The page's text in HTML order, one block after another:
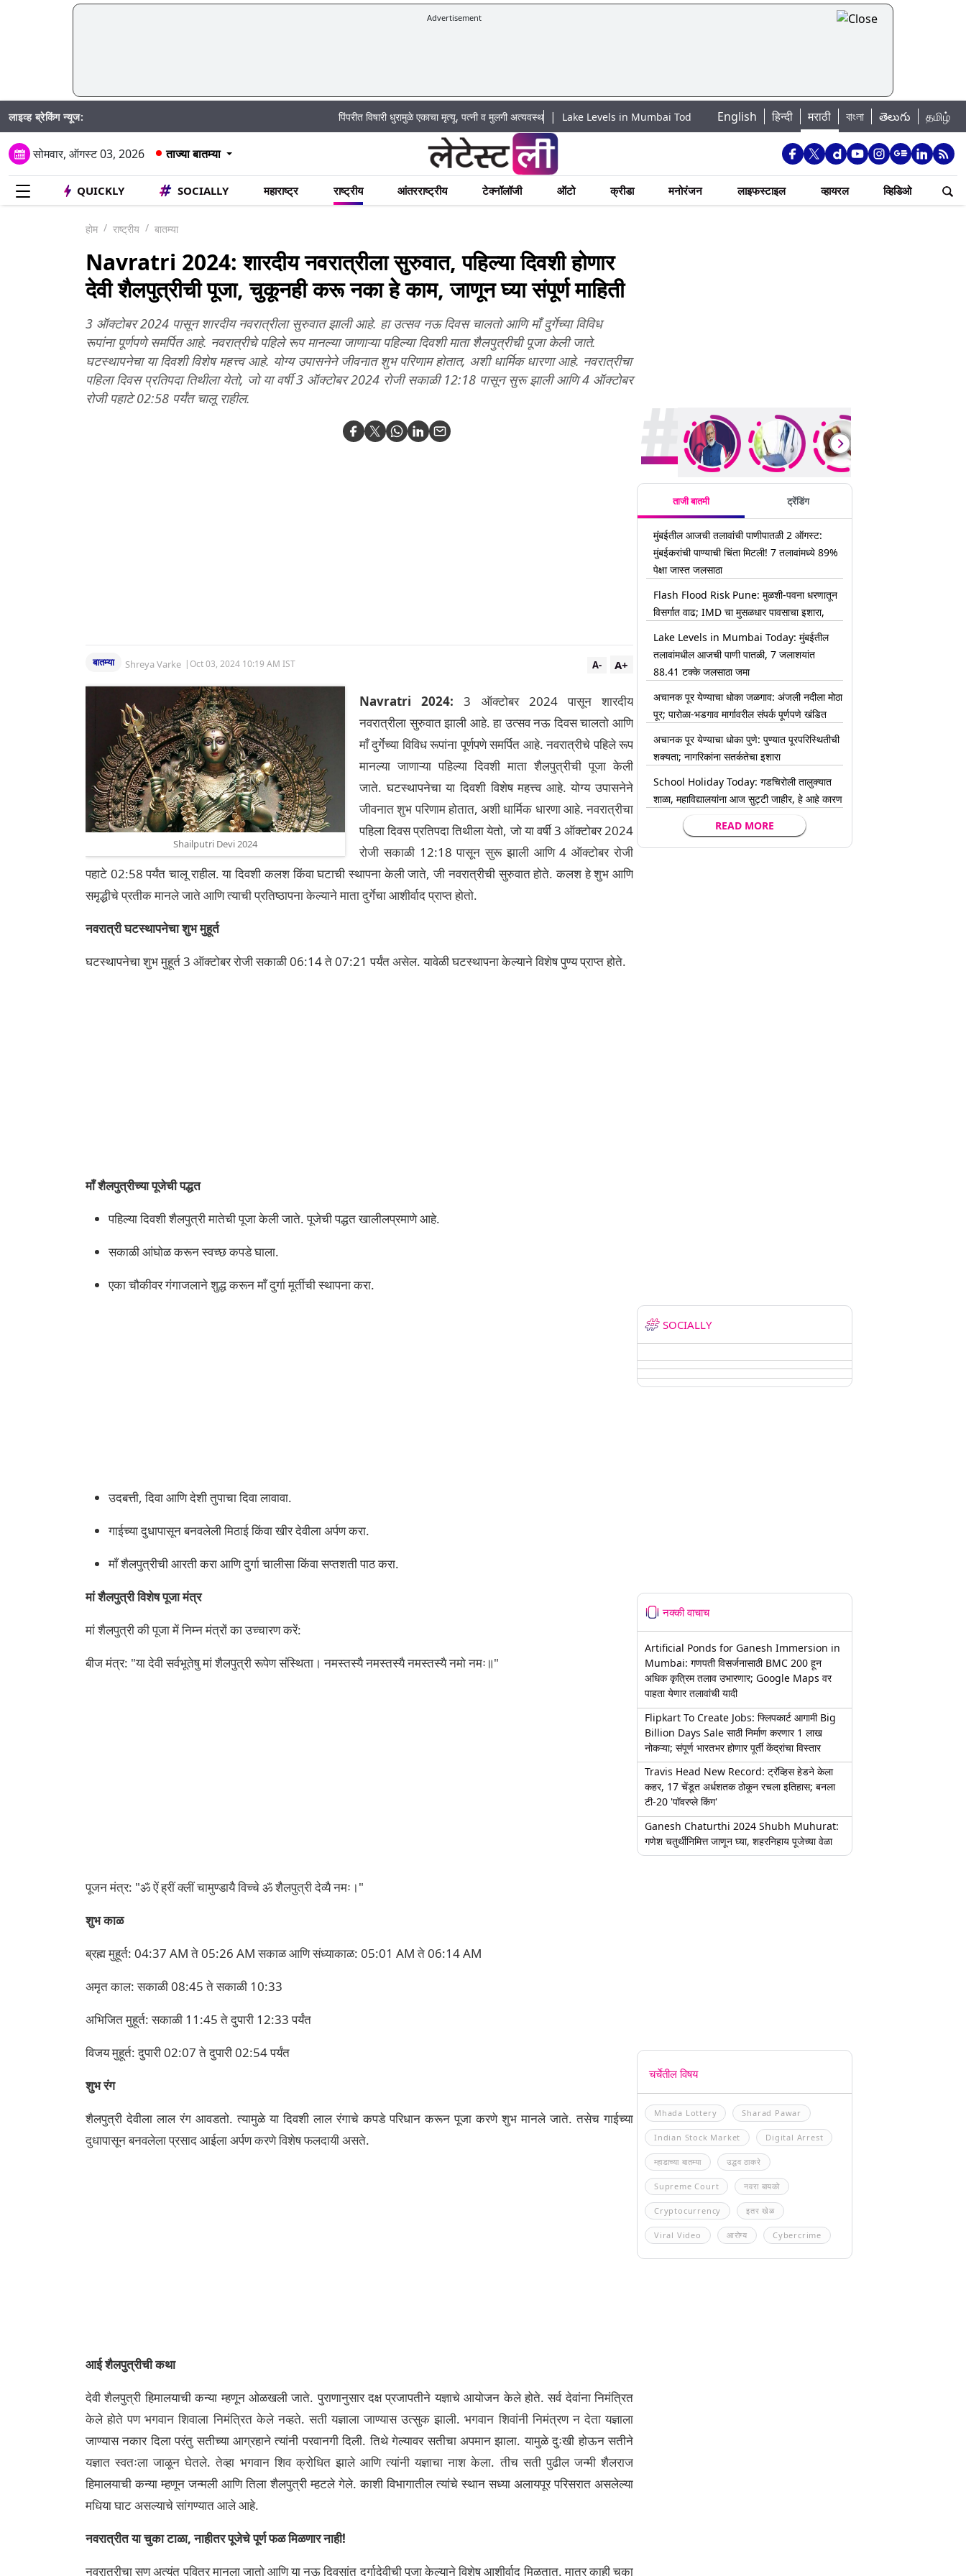
Advertisement
लाइव्ह ब्रेकिंग न्यूज: पिंपरीत विषारी धुरामुळे एकाचा मृत्यू, पत्नी व मुलगी अत्यवस्थ|Lake Levels in Mumbai Today: मुंबईतील तलावांमधील आजची पाणी पातळी, 7 जलाशयांत 88.41 टक्के जलसाठा जमा
English हिन्दी मराठी বাংলা తెలుగు தமிழ்
सोमवार, ऑगस्ट 03, 2026 ताज्या बातम्या
QUICKLY SOCIALLY महाराष्ट्र राष्ट्रीय आंतरराष्ट्रीय टेक्नॉलॉजी ऑटो क्रीडा मनोरंजन लाइफस्टाइल व्हायरल व्हिडिओ
होम राष्ट्रीय बातम्या
Navratri 2024: शारदीय नवरात्रीला सुरुवात, पहिल्या दिवशी होणार
देवी शैलपुत्रीची पूजा, चुकूनही करू नका हे काम, जाणून घ्या संपूर्ण माहिती
3 ऑक्टोबर 2024 पासून शारदीय नवरात्रीला सुरुवात झाली आहे. हा उत्सव नऊ दिवस चालतो आणि माँ दुर्गेच्या विविध
रूपांना पूर्णपणे समर्पित आहे. नवरात्रीचे पहिले रूप मानल्या जाणाऱ्या पहिल्या दिवशी माता शैलपुत्रीची पूजा केली जाते.
घटस्थापनेचा या दिवशी विशेष महत्त्व आहे. योग्य उपासनेने जीवनात शुभ परिणाम होतात, अशी धार्मिक धारणा आहे. नवरात्रीचा
पहिला दिवस प्रतिपदा तिथीला येतो, जो या वर्षी 3 ऑक्टोबर 2024 रोजी सकाळी 12:18 पासून सुरू झाली आणि 4 ऑक्टोबर
रोजी पहाटे 02:58 पर्यंत चालू राहील.
बातम्या Shreya Varke | Oct 03, 2024 10:19 AM IST A+
A-
Shailputri Devi 2024
Navratri 2024: 3 ऑक्टोबर 2024 पासून शारदीय
नवरात्रीला सुरुवात झाली आहे. हा उत्सव नऊ दिवस चालतो आणि
माँ दुर्गेच्या विविध रूपांना पूर्णपणे समर्पित आहे. नवरात्रीचे पहिले रूप
मानल्या जाणाऱ्या पहिल्या दिवशी माता शैलपुत्रीची पूजा केली
जाते.घटस्थापनेचा या दिवशी विशेष महत्त्व आहे. योग्य उपासनेने
जीवनात शुभ परिणाम होतात, अशी धार्मिक धारणा आहे. नवरात्रीचा
पहिला दिवस प्रतिपदा तिथीला येतो, जो या वर्षी 3 ऑक्टोबर 2024
रोजी सकाळी 12:18 पासून सुरू झाली आणि 4 ऑक्टोबर रोजी
पहाटे 02:58 पर्यंत चालू राहील. या दिवशी कलश किंवा घटाची स्थापना केली जाते, जी नवरात्रीची सुरुवात होते. कलश हे शुभ आणि
समृद्धीचे प्रतीक मानले जाते आणि त्याची प्रतिष्ठापना केल्याने माता दुर्गेचा आशीर्वाद प्राप्त होतो.
नवरात्री घटस्थापनेचा शुभ मुहूर्त
घटस्थापनेचा शुभ मुहूर्त 3 ​​ऑक्टोबर रोजी सकाळी 06:14 ते 07:21 पर्यंत असेल. यावेळी घटस्थापना केल्याने विशेष पुण्य प्राप्त होते.
माँ शैलपुत्रीच्या पूजेची पद्धत
पहिल्या दिवशी शैलपुत्री मातेची पूजा केली जाते. पूजेची पद्धत खालीलप्रमाणे आहे.
सकाळी आंघोळ करून स्वच्छ कपडे घाला.
एका चौकीवर गंगाजलाने शुद्ध करून माँ दुर्गा मूर्तीची स्थापना करा.
उदबत्ती, दिवा आणि देशी तुपाचा दिवा लावावा.
गाईच्या दुधापासून बनवलेली मिठाई किंवा खीर देवीला अर्पण करा.
माँ शैलपुत्रीची आरती करा आणि दुर्गा चालीसा किंवा सप्तशती पाठ करा.
मां शैलपुत्रीविशेष पूजा मंत्र
मां शैलपुत्री की पूजा में निम्न मंत्रों का उच्चारण करें:
बीज मंत्र: "या देवी सर्वभूतेषु मां शैलपुत्री रूपेण संस्थिता। नमस्तस्यै नमस्तस्यै नमस्तस्यै नमो नमः॥"
पूजन मंत्र: "ॐ ऐं ह्रीं क्लीं चामुण्डायै विच्चे ॐ शैलपुत्री देव्यै नमः।"
शुभ काळ
ब्रह्म मुहूर्त: 04:37 AM ते 05:26 AMसकाळ आणि संध्याकाळ: 05:01 AM ते 06:14 AM
अमृत ​​काल: सकाळी 08:45 ते सकाळी 10:33
अभिजित मुहूर्त: सकाळी 11:45 ते दुपारी 12:33 पर्यंत
विजय मुहूर्त: दुपारी 02:07 ते दुपारी 02:54 पर्यंत
शुभ रंग
शैलपुत्री देवीला लाल रंग आवडतो. त्यामुळे या दिवशी लाल रंगाचे कपडे परिधान करून पूजा करणे शुभ मानले जाते. तसेच गाईच्या
दुधापासून बनवलेला प्रसाद आईला अर्पण करणे विशेष फलदायी असते.
आई शैलपुत्रीची कथा
देवी शैलपुत्री हिमालयाची कन्या म्हणून ओळखली जाते. पुराणानुसार दक्ष प्रजापतीने यज्ञाचे आयोजन केले होते. सर्व देवांना निमंत्रित
केले होते पण भगवान शिवाला निमंत्रित केले नव्हते. सती यज्ञाला जाण्यास उत्सुक झाली.भगवान शिवांनी निमंत्रण न देता यज्ञाला
जाण्यास नकार दिला परंतु सतीच्या आग्रहाने त्यांनी परवानगी दिली. तिथे गेल्यावर सतीचा अपमान झाला. यामुळे दुःखी होऊन सतीने
यज्ञात स्वतःला जाळून घेतले. तेव्हा भगवान शिव क्रोधित झाले आणि त्यांनी यज्ञाचा नाश केला. तीच सती पुढील जन्मी शैलराज
हिमालयाची कन्या म्हणून जन्मली आणि तिला शैलपुत्री म्हटले गेले. काशी विभागातील त्यांचे स्थान सध्या अलायपूर परिसरात असलेल्या
मधिया घाट असल्याचे सांगण्यात आले आहे.
नवरात्रीत या चुका टाळा, नाहीतर पूजेचे पूर्ण फळ मिळणार नाही!
नवरात्रीचा सण अत्यंत पवित्र मानला जातो आणि या नऊ दिवसांत दुर्गादेवीची पूजा केल्याने विशेष आशीर्वाद मिळतात. मात्र काही चुका
ताजी बातमी ट्रेंडिंग
मुंबईतील आजची तलावांची पाणीपातळी 2 ऑगस्ट:
मुंबईकरांची पाण्याची चिंता मिटली! 7 तलावांमध्ये 89%
पेक्षा जास्त जलसाठा
Flash Flood Risk Pune: मुळशी-पवना धरणातून
विसर्गात वाढ; IMD चा मुसळधार पावसाचा इशारा,
Lake Levels in Mumbai Today: मुंबईतील
तलावांमधील आजची पाणी पातळी, 7 जलाशयांत
88.41 टक्के जलसाठा जमा
अचानक पूर येण्याचा धोका जळगाव: अंजली नदीला मोठा
पूर; पारोळा-भडगाव मार्गावरील संपर्क पूर्णपणे खंडित
अचानक पूर येण्याचा धोका पुणे: पुण्यात पूरपरिस्थितीची
शक्यता; नागरिकांना सतर्कतेचा इशारा
School Holiday Today: गडचिरोली तालुक्यात
शाळा, महाविद्यालयांना आज सुट्टी जाहीर, हे आहे कारण
READ MORE
SOCIALLY
नक्की वाचाच
Artificial Ponds for Ganesh Immersion in
Mumbai: गणपती विसर्जनासाठी BMC 200 हून
अधिक कृत्रिम तलाव उभारणार; Google Maps वर
पाहता येणार तलावांची यादी
Flipkart To Create Jobs: फ्लिपकार्ट आगामी Big
Billion Days Sale साठी निर्माण करणार 1 लाख
नोकऱ्या; संपूर्ण भारतभर होणार पूर्ती केंद्रांचा विस्तार
Travis Head New Record: ट्रॅव्हिस हेडने केला
कहर, 17 चेंडूत अर्धशतक ठोकून रचला इतिहास; बनला
टी-20 'पॉवरप्ले किंग'
Ganesh Chaturthi 2024 Shubh Muhurat:
गणेश चतुर्थीनिमित्त जाणून घ्या, शहरनिहाय पूजेच्या वेळा
चर्चेतील विषय
Mhada Lottery Sharad Pawar
Indian Stock Market Digital Arrest
म्हाडाच्या बातम्या उद्धव ठाकरे
Supreme Court नवरा बायको
Cryptocurrency इतर खेळ
Viral Video आरोग्य Cybercrime